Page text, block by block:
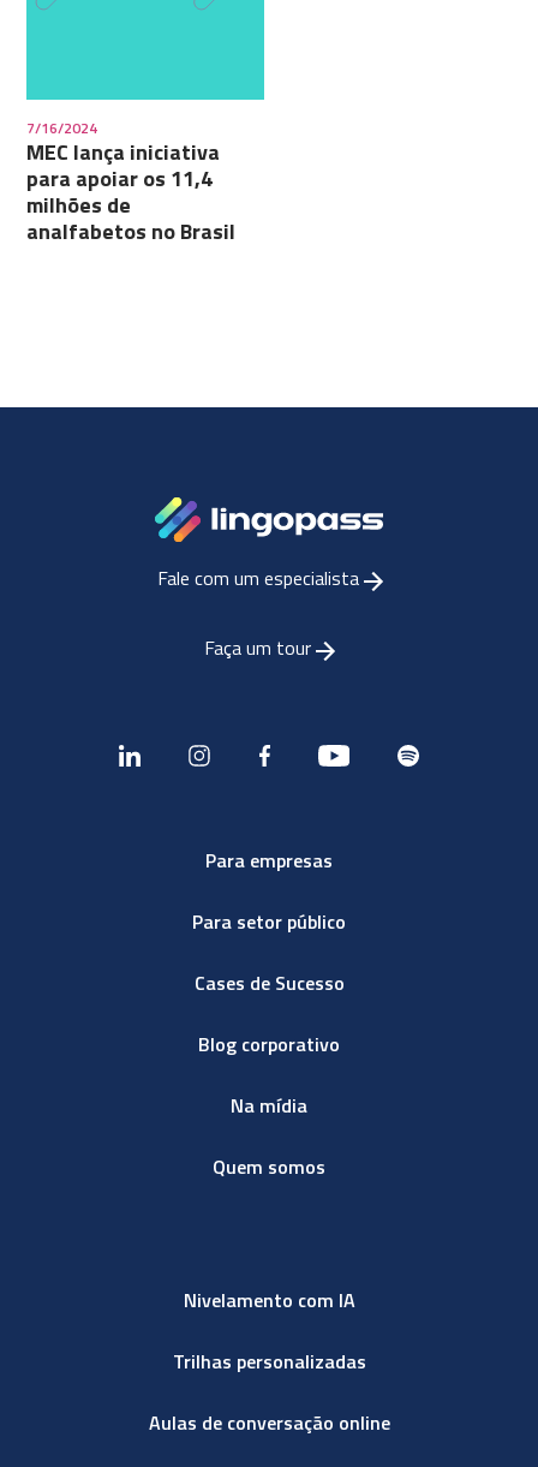
7/16/2024
MEC lança iniciativa
para apoiar os 11,4
milhões de
analfabetos no Brasil
Fale com um especialista
Faça um tour
Para empresas
Para setor público
Cases de Sucesso
Blog corporativo
Na mídia
Quem somos
Nivelamento com IA
Trilhas personalizadas
Aulas de conversação online